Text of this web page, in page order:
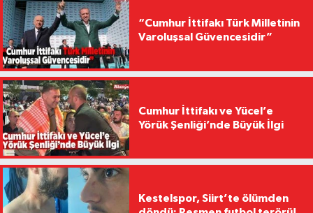
“Cumhur İttifakı Türk Milletinin
Varoluşsal Güvencesidir”
Cumhur İttifakı ve Yücel’e
Yörük Şenliği’nde Büyük İlgi
Kestelspor, Siirt’te ölümden